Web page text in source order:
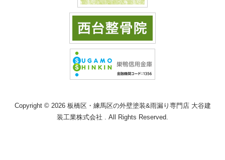
Copyright © 2026 板橋区・練馬区の外壁塗装&雨漏り専門店 大谷建
装工業株式会社 . All Rights Reserved.